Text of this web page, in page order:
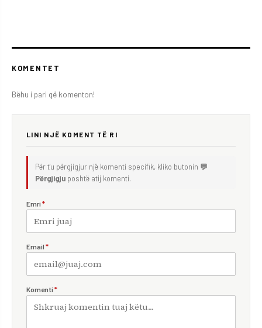
KOMENTET
Bëhu i pari që komenton!
LINI NJË KOMENT TË RI
Për t'u përgjigjur një komenti specifik, kliko butonin 💬
Përgjigju poshtë atij komenti.
Emri *
Email *
Komenti *